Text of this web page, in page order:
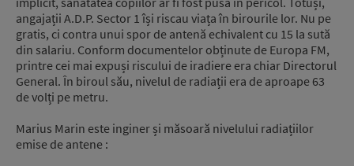
angajații A.D.P. Sector 1 își riscau viața în birourile lor. Nu pe
gratis, ci contra unui spor de antenă echivalent cu 15 la sută
din salariu. Conform documentelor obținute de Europa FM,
printre cei mai expuși riscului de iradiere era chiar Directorul
General. În biroul său, nivelul de radiații era de aproape 63
de volți pe metru.
Marius Marin este inginer și măsoară nivelului radiațiilor
emise de antene :